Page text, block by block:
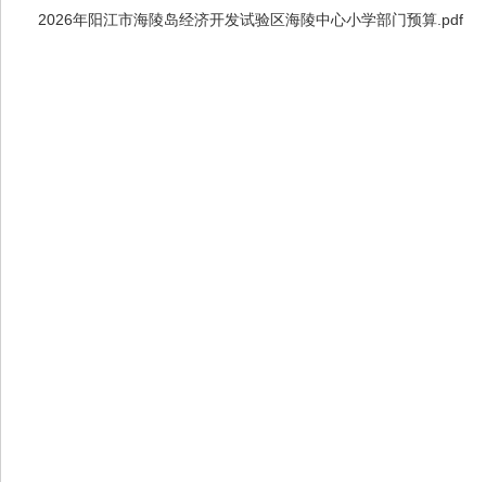
2026年阳江市海陵岛经济开发试验区海陵中心小学部门预算.pdf